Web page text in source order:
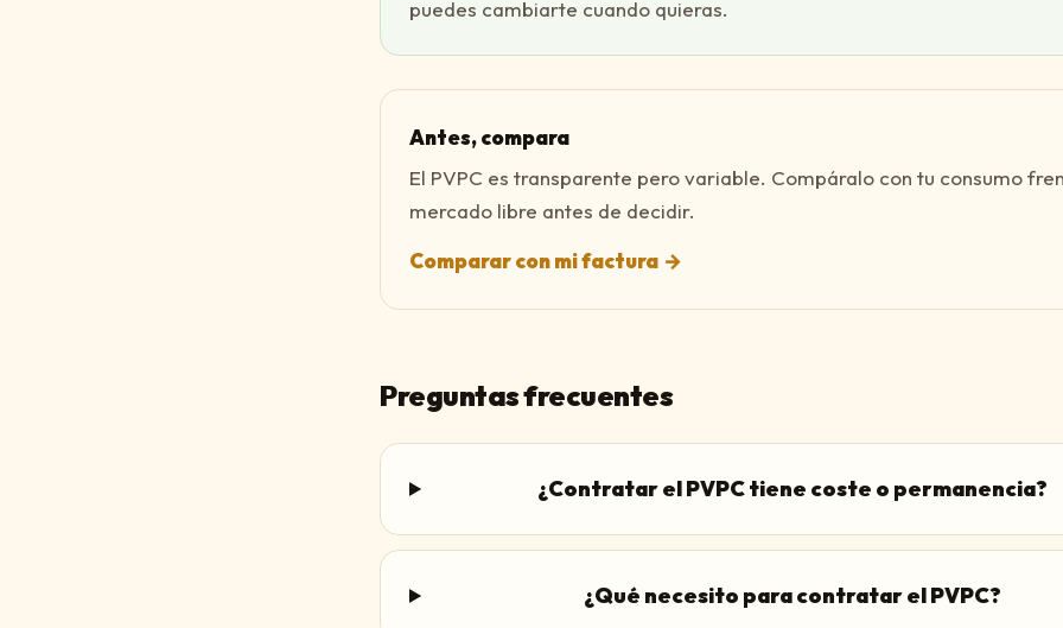
puedes cambiarte cuando quieras.
Antes, compara
El PVPC es transparente pero variable. Compáralo con tu consumo
mercado libre antes de decidir.
Comparar con mi factura →
Preguntas frecuentes
¿Contratar el PVPC tiene coste o permanencia?
¿Qué necesito para contratar el PVPC?